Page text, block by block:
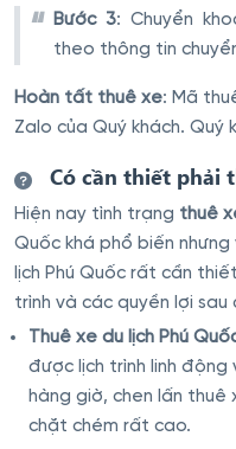
Bước 3: Chuyển
theo thông tin
Hoàn tất thuê xe: Mã
Zalo của Quý khách. Quý
Có cần thiết phải
Hiện nay tình trạng thuê
Quốc khá phổ biến
lịch Phú Quốc rất cần
trình và các quyền lợi sau
Thuê xe du lịch Phú
được lịch trình linh động
hàng giờ, chen lấn
chặt chém rất cao.